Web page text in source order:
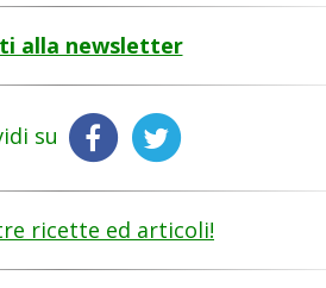
alla newsletter
su
ricette ed articoli!